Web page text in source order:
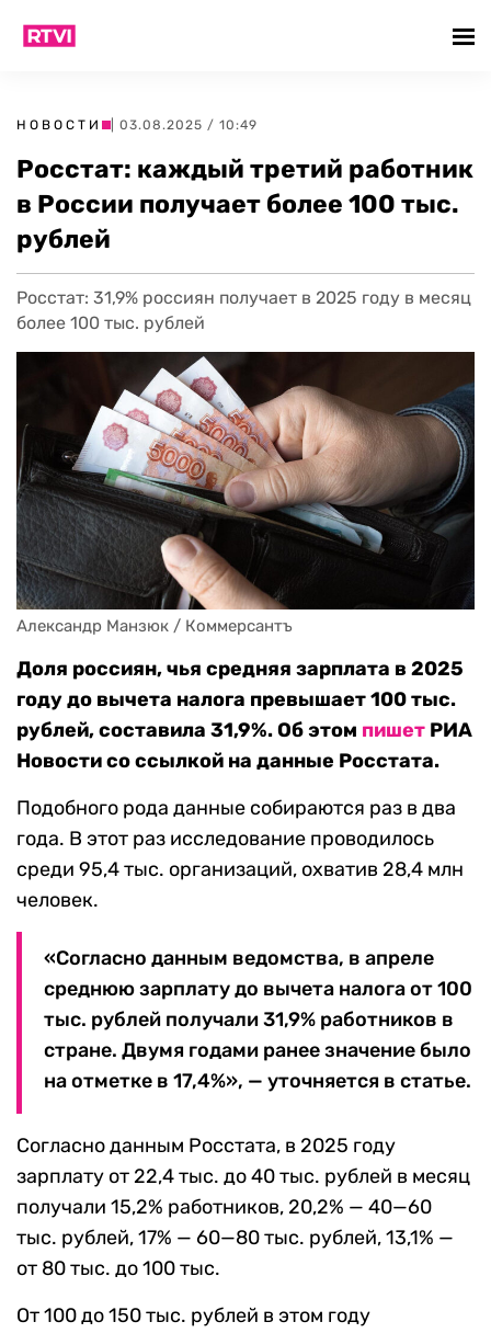
НОВОСТИ | 03.08.2025 / 10:49
Росстат: каждый третий работник
в России получает более 100 тыс.
рублей
Росстат: 31,9% россиян получает в 2025 году в месяц
более 100 тыс. рублей
Александр Манзюк / Коммерсантъ
Доля россиян, чья средняя зарплата в 2025
году до вычета налога превышает 100 тыс.
рублей, составила 31,9%. Об этом пишет РИА
Новости со ссылкой на данные Росстата.
Подобного рода данные собираются раз в два
года. В этот раз исследование проводилось
среди 95,4 тыс. организаций, охватив 28,4 млн
человек.
«Согласно данным ведомства, в апреле
среднюю зарплату до вычета налога от 100
тыс. рублей получали 31,9% работников в
стране. Двумя годами ранее значение было
на отметке в 17,4%», — уточняется в статье.
Согласно данным Росстата, в 2025 году
зарплату от 22,4 тыс. до 40 тыс. рублей в месяц
получали 15,2% работников, 20,2% — 40—60
тыс. рублей, 17% — 60—80 тыс. рублей, 13,1% —
от 80 тыс. до 100 тыс.
От 100 до 150 тыс. рублей в этом году